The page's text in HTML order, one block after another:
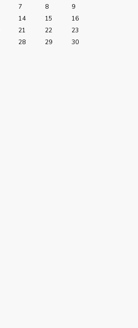
7 8
9
14 15
16
21 22
23
28 29
30